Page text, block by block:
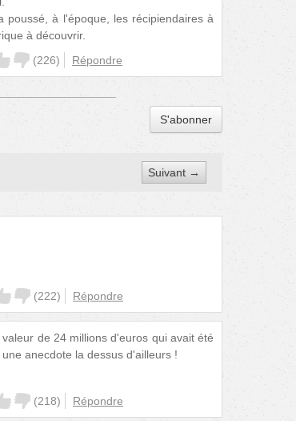
à l'époque, les récipiendaires à
à découvrir.
(226) Répondre
S'abonner
Suivant →
(222) Répondre
de 24 millions d'euros qui avait été
anecdote la dessus d'ailleurs !
(218) Répondre